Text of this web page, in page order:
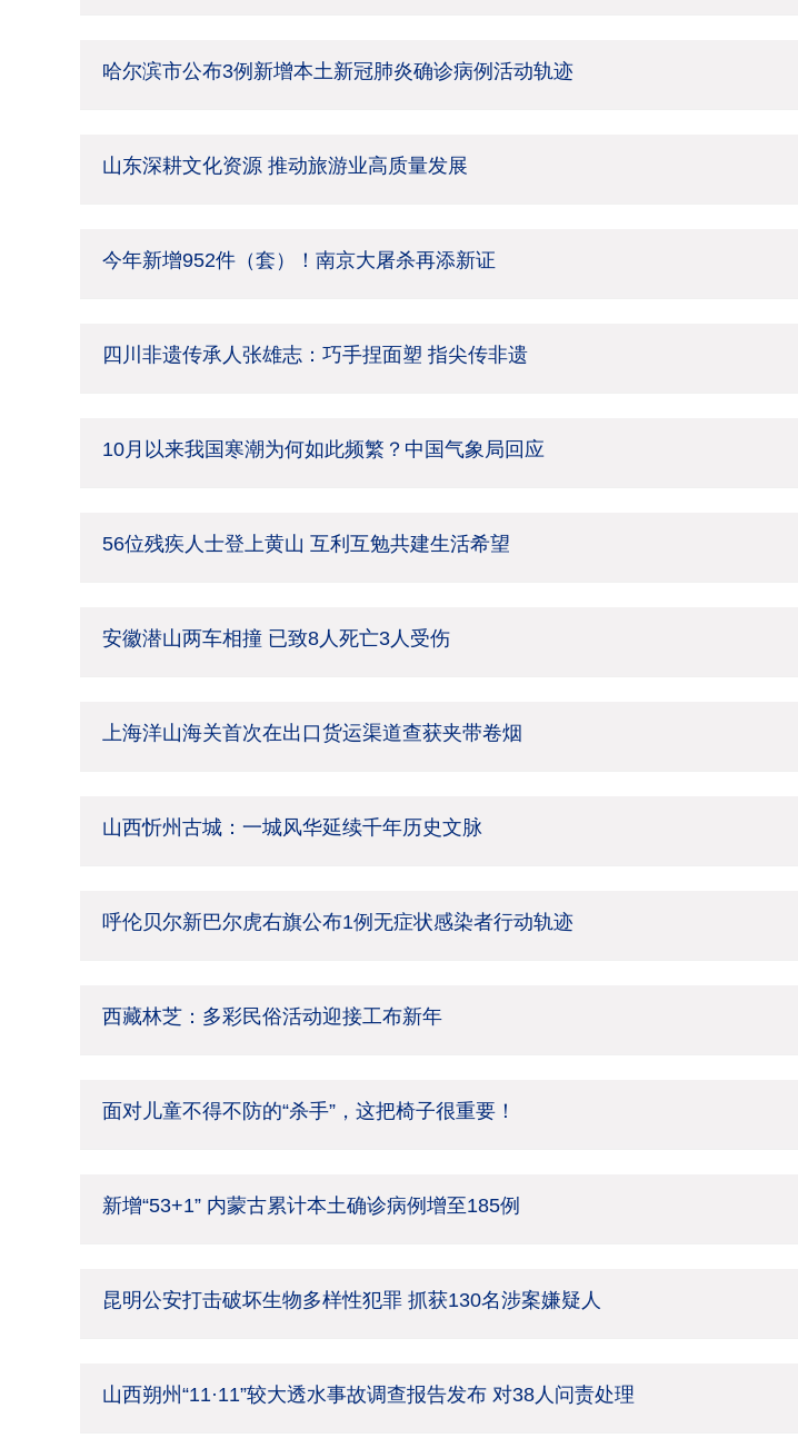
哈尔滨市公布3例新增本土新冠肺炎确诊病例活动轨迹
山东深耕文化资源 推动旅游业高质量发展
今年新增952件（套）！南京大屠杀再添新证
四川非遗传承人张雄志：巧手捏面塑 指尖传非遗
10月以来我国寒潮为何如此频繁？中国气象局回应
56位残疾人士登上黄山 互利互勉共建生活希望
安徽潜山两车相撞 已致8人死亡3人受伤
上海洋山海关首次在出口货运渠道查获夹带卷烟
山西忻州古城：一城风华延续千年历史文脉
呼伦贝尔新巴尔虎右旗公布1例无症状感染者行动轨迹
西藏林芝：多彩民俗活动迎接工布新年
面对儿童不得不防的“杀手”，这把椅子很重要！
新增“53+1” 内蒙古累计本土确诊病例增至185例
昆明公安打击破坏生物多样性犯罪 抓获130名涉案嫌疑人
山西朔州“11·11”较大透水事故调查报告发布 对38人问责处理